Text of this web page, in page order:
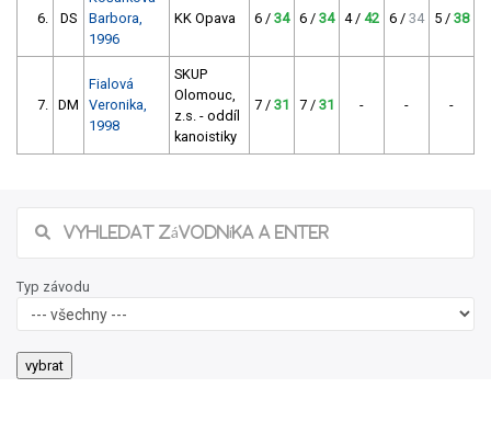
6. DS
Barbora,
1996
KK Opava 6 / 34 6 / 34 4 / 42 6 / 34 5 / 38
7. DM
Fialová
Veronika,
1998
SKUP
Olomouc,
z.s. - oddíl
kanoistiky
7 / 31 7 / 31 - - -
Typ závodu